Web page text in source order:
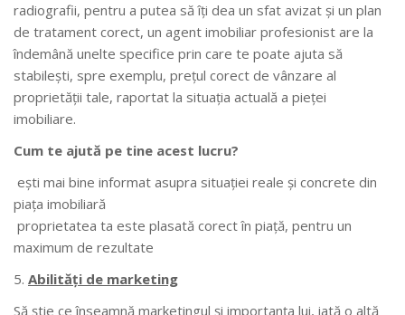
radiografii, pentru a putea să îţi dea un sfat avizat şi un plan
de tratament corect, un agent imobiliar profesionist are la
îndemână unelte specifice prin care te poate ajuta să
stabileşti, spre exemplu, preţul corect de vânzare al
proprietăţii tale, raportat la situaţia actuală a pieţei
imobiliare.
Cum te ajută pe tine acest lucru?
eşti mai bine informat asupra situaţiei reale şi concrete din
piaţa imobiliară
proprietatea ta este plasată corect în piaţă, pentru un
maximum de rezultate
Abilități de marketing
Să ştie ce înseamnă marketingul şi importanţa lui, iată o altă